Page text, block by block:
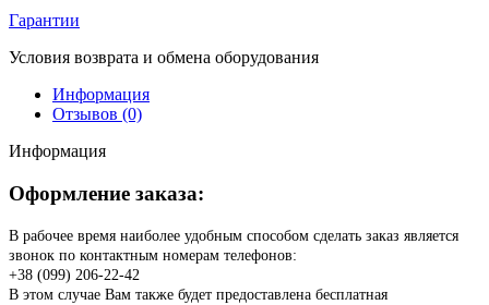
Гарантии
Условия возврата и обмена оборудования
Информация
Отзывов (0)
Информация
Оформление заказа:
В рабочее время наиболее удобным способом сделать заказ является
звонок по контактным номерам телефонов:
+38 (099) 206-22-42
В этом случае Вам также будет предоставлена бесплатная